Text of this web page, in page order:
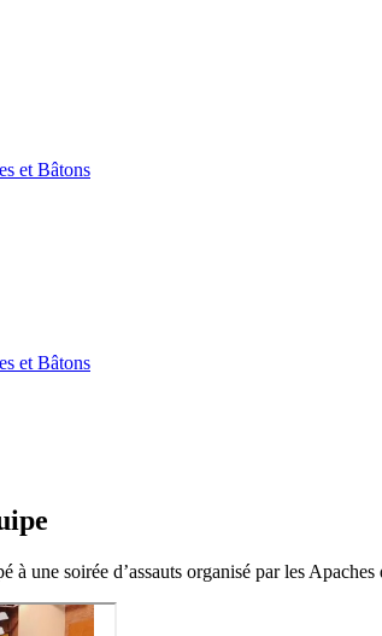
et Bâtons
et Bâtons
une soirée d’assauts organisé par les Apaches